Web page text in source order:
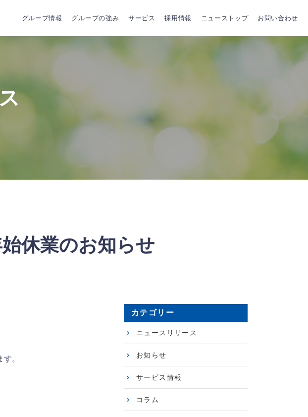
グループ情報 グループの強み サービス 採用情報 ニューストップ お問い合わせ
始休業のお知らせ
。
カテゴリー
ニュースリリース
お知らせ
サービス情報
コラム